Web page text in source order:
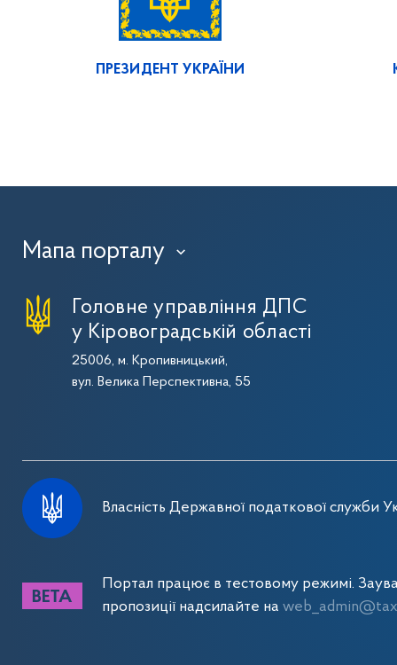
ПРЕЗИДЕНТ УКРАЇНИ
Мапа порталу ›
Головне управління ДПС
у Кіровоградській області
25006, м. Кропивницький,
вул. Велика Перспективна, 55
Власність Державної податкової служби
Портал працює в тестовому режимі.
пропозиції надсилайте на